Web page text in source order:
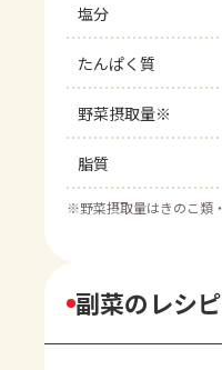
塩分
たんぱく質
野菜摂取量※
脂質
※野菜摂取量はきのこ類
副菜のレシピ